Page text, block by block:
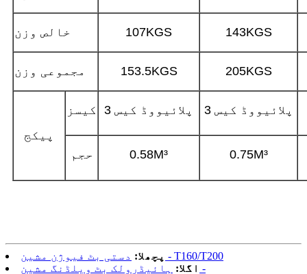
خالص وزن 107KGS 143KGS
مجموعی وزن 153.5KGS 205KGS
پیکج
کیسز 3 پلائیووڈ کیس 3 پلائیووڈ کیس
حجم 0.58M³ 0.75M³
پچھلا: دستی بٹ فیوژن مشین - T160/T200
اگلا: ہائیڈرولک بٹ ویلڈنگ مشین -